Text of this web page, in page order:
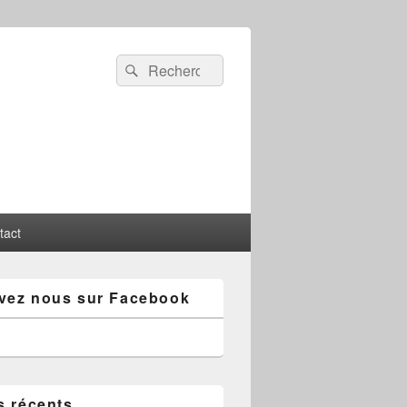
Recherche :
Rechercher
nous sur Facebook